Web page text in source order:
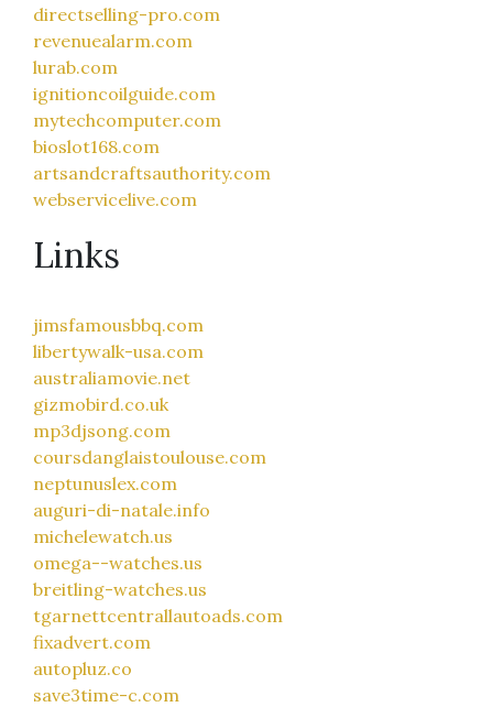
directselling-pro.com
revenuealarm.com
lurab.com
ignitioncoilguide.com
mytechcomputer.com
bioslot168.com
artsandcraftsauthority.com
webservicelive.com
Links
jimsfamousbbq.com
libertywalk-usa.com
australiamovie.net
gizmobird.co.uk
mp3djsong.com
coursdanglaistoulouse.com
neptunuslex.com
auguri-di-natale.info
michelewatch.us
omega--watches.us
breitling-watches.us
tgarnettcentrallautoads.com
fixadvert.com
autopluz.co
save3time-c.com